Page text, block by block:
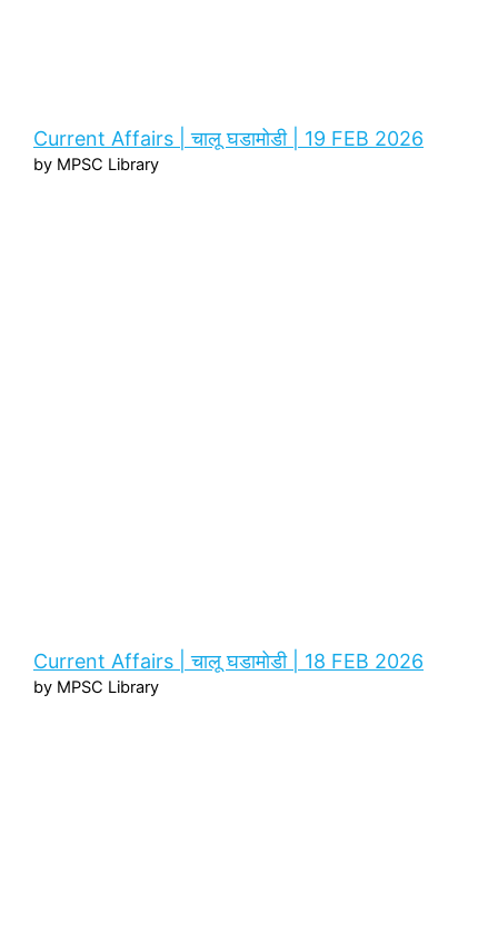
Current Affairs | चालू घडामोडी | 19 FEB 2026
by MPSC Library
Current Affairs | चालू घडामोडी | 18 FEB 2026
by MPSC Library